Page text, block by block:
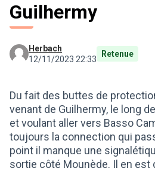
Guilhermy
Herbach
12/11/2023 22:33
Retenue
Du fait des buttes de
venant de Guilhermy, le long
et voulant aller vers Basso
toujours la connection qui
point il manque une
sortie côté Mounède. Il en est